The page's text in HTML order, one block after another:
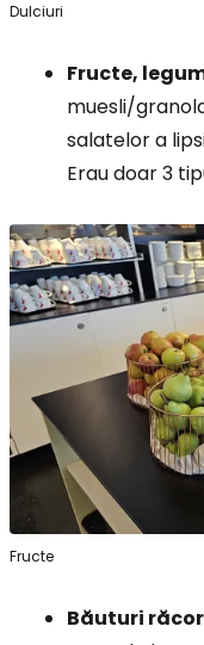
Dulciuri
Fructe,
muesli/
salatelor a
Erau doar 3
Fructe
Băuturi